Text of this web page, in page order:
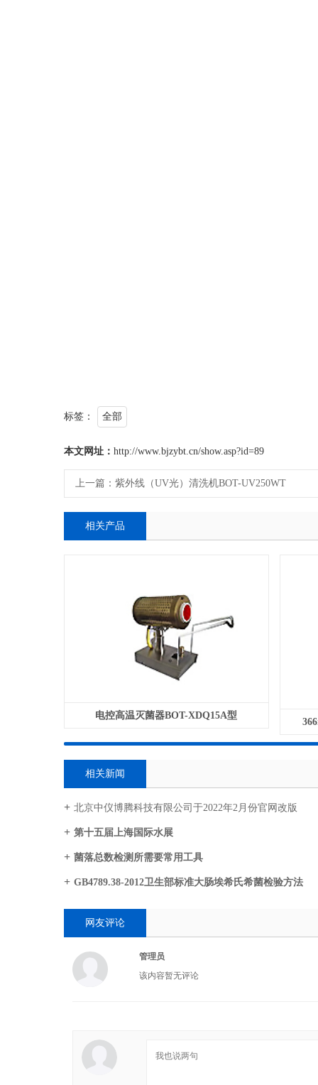
标签： 全部
本文网址： http://www.bjzybt.cn/show.asp?id=89
上一篇： 紫外线（UV光）清洗机BOT-UV250WT
相关产品
电控高温灭菌器BOT-XDQ15A型
相关新闻
北京中仪博腾科技有限公司于2022年2月份官网改版
第十五届上海国际水展
菌落总数检测所需要常用工具
GB4789.38-2012卫生部标准大肠埃希氏希菌检验方法
网友评论
管理员
该内容暂无评论